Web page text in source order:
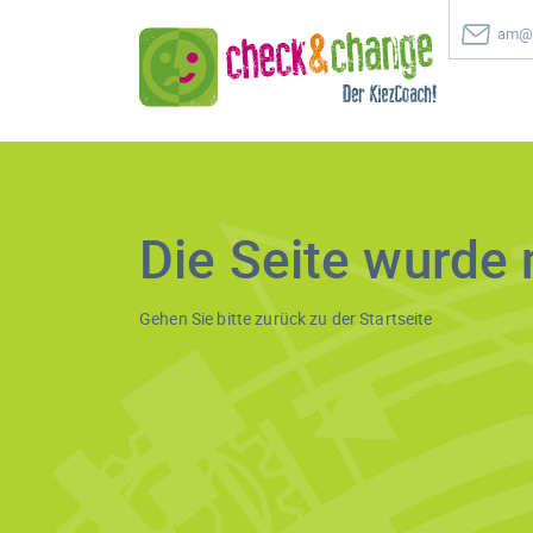
Die Seite
Gehen Sie bitte zurück zu derStartseite